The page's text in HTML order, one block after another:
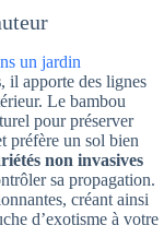
un jardin
, il apporte des lignes
Le bambou
pour préserver
préfère un sol bien
non invasives
sa propagation.
créant ainsi
d’exotisme à votre